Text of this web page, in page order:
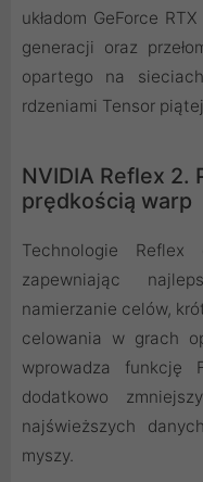
układom GeForce
generacji oraz
opartego na
rdzeniami Tensor
NVIDIA Reflex 2.
prędkością warp
Technologie Reflex
zapewniając
namierzanie celów,
celowania w grach
wprowadza funkcję
dodatkowo
najświeższych
myszy.